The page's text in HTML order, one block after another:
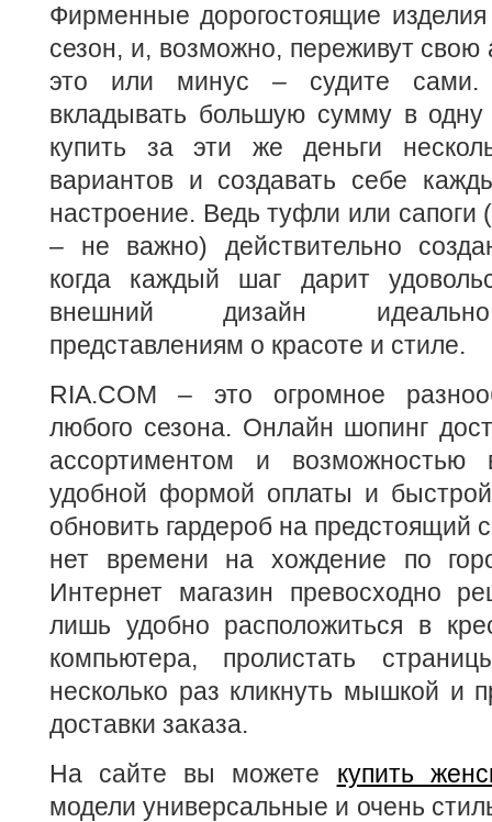
Фирменные дорогостоящие
сезон, и, возможно, переживут свою
это или минус – судите сами.
вкладывать большую сумму в
купить за эти же деньги
вариантов и создавать себе
настроение. Ведь туфли или сапоги
– не важно) действительно
когда каждый шаг дарит
внешний дизайн идеально
представлениям о красоте и стиле.
RIA.COM – это огромное
любого сезона. Онлайн шопинг
ассортиментом и возможностью
удобной формой оплаты и быстрой
обновить гардероб на предстоящий
нет времени на хождение по
Интернет магазин превосходно
лишь удобно расположиться в
компьютера, пролистать
несколько раз кликнуть мышкой и
доставки заказа.
На сайте вы можете купить
модели универсальные и очень